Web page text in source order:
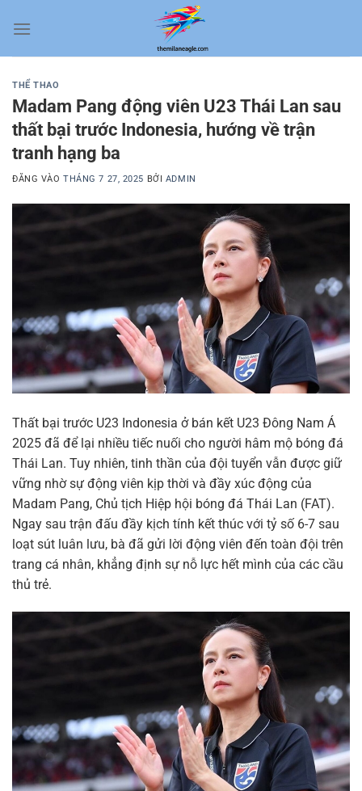
qua
THỂ THAO
Madam Pang động viên U23 Thái Lan sau
thất bại trước Indonesia, hướng về trận
tranh hạng ba
ĐĂNG VÀOTHÁNG 7 27, 2025 BỞI ADMIN
Thất bại trước U23 Indonesia ở bán kết U23 Đông Nam Á
2025 đã để lại nhiều tiếc nuối cho người hâm mộ bóng đá
Thái Lan. Tuy nhiên, tinh thần của đội tuyển vẫn được giữ
vững nhờ sự động viên kịp thời và đầy xúc động của
Madam Pang, Chủ tịch Hiệp hội bóng đá Thái Lan (FAT).
Ngay sau trận đấu đầy kịch tính kết thúc với tỷ số 6-7 sau
loạt sút luân lưu, bà đã gửi lời động viên đến toàn đội trên
trang cá nhân, khẳng định sự nỗ lực hết mình của các cầu
thủ trẻ.